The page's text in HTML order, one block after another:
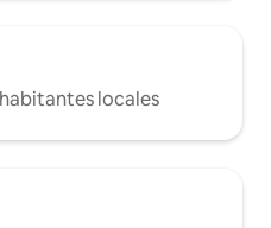
locales